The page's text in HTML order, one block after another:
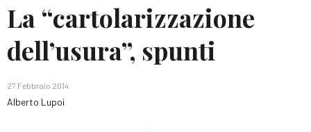
La “cartolarizzazione
dell’usura”, spunti
27 Febbraio 2014
Alberto Lupoi